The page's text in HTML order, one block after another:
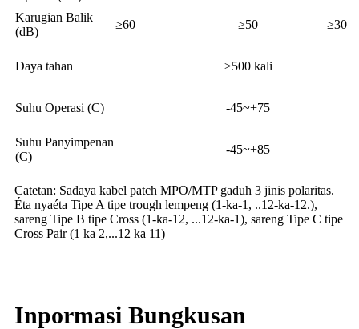
Karugian Balik
(dB)
≥60 ≥50 ≥30
Daya tahan ≥500 kali
Suhu Operasi (C) -45~+75
Suhu Panyimpenan
(C)
-45~+85
Catetan: Sadaya kabel patch MPO/MTP gaduh 3 jinis polaritas.
Éta nyaéta Tipe A tipe trough lempeng (1-ka-1, ..12-ka-12.),
sareng Tipe B tipe Cross (1-ka-12, ...12-ka-1), sareng Tipe C tipe
Cross Pair (1 ka 2,...12 ka 11)
Inpormasi Bungkusan